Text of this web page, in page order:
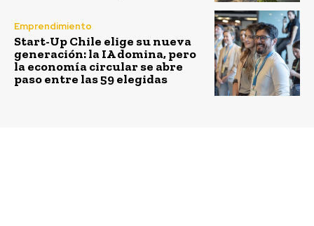
Emprendimiento
Start-Up Chile elige su nueva
generación: la IA domina, pero
la economía circular se abre
paso entre las 59 elegidas